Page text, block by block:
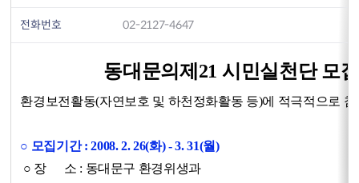
전화번호 02-2127-4647
동대문의제21 시민실천단 모
환경보전활동(자연보호 및 하천정화활동 등)에 적극적으로
○ 모집기간 : 2008. 2. 26(화) - 3. 31(월)
○ 장 소 : 동대문구 환경위생과